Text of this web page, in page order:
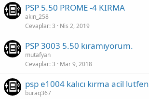
PSP 5.50 PROME -4 KIRMA
akın_258
Cevaplar 3 Nis 2, 2019
PSP 3003 5.50 kıramıyorum.
mutafyan
Cevaplar 3 Mar 9, 2018
psp e1004 kalıcı kırma acil lutfen
buraq367